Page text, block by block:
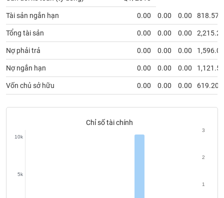
Tài sản ngắn hạn 0.00 0.00 0.00 818.57
Tổng tài sản 0.00 0.00 0.00
Nợ phải trả 0.00 0.00 0.00
Nợ ngắn hạn 0.00 0.00 0.00
Vốn chủ sở hữu 0.00 0.00 0.00 619.20
Chỉ số tài chính
5k
10k
1
2
3
viết
của
tác
giả
(-)
Báo
cáo
phân
tích
Thuật